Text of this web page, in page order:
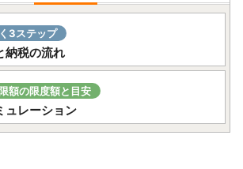
ご覧ください。
続き「書類郵送による申請」も引き続き
3ステップ
納税の流れ
額の限度額と目安
ュレーション